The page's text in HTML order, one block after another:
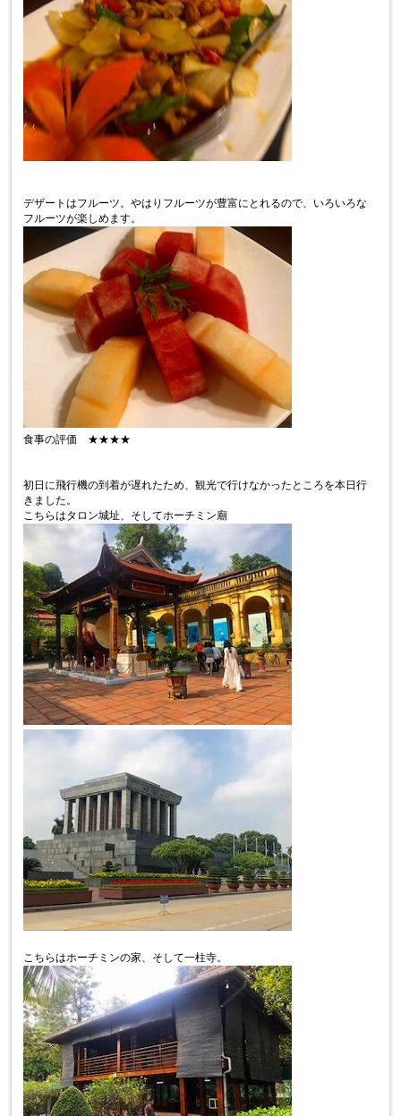
デザートはフルーツ。やはりフルーツが豊富にとれるので、いろいろな
フルーツが楽しめます。
食事の評価 ★★★★
初日に飛行機の到着が遅れたため、観光で行けなかったところを本日行
きました。
こちらはタロン城址、そしてホーチミン廟
こちらはホーチミンの家、そして一柱寺。